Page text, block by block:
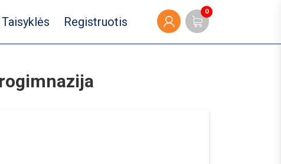
0
Taisyklės Registruotis